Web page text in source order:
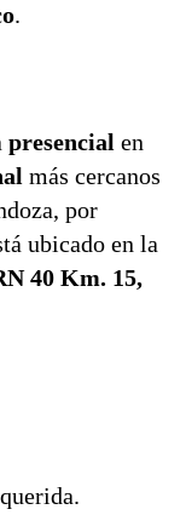
.
presencial en
más cercanos
por
ubicado en la
40 Km. 15,